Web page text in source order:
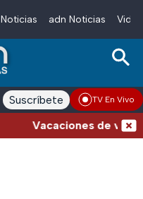
Noticias adn Noticias
adn Noticias Radio
Suscríbete TV En Vivo
Vacaciones de